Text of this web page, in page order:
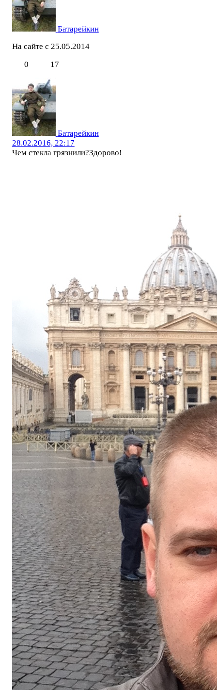
Батарейкин
На сайте с 25.05.2014
0
17
Батарейкин
28.02.2016, 22:17
Чем стекла грязнили?Здорово!